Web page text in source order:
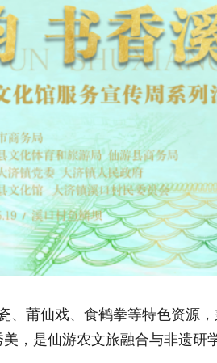
拳等特色资源，兼具古樟林、鱼
旅融合与非遗研学的重要目的地。